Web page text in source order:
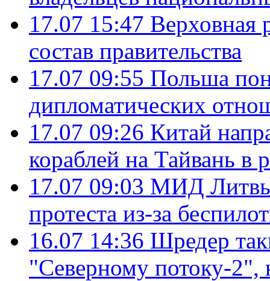
17.07 15:47 Верховная
состав правительства
17.07 09:55 Польша
дипломатических
17.07 09:26 Китай
кораблей на Тайвань в
17.07 09:03 МИД Литвы
протеста из-за
16.07 14:36 Шредер
"Северному потоку-2",